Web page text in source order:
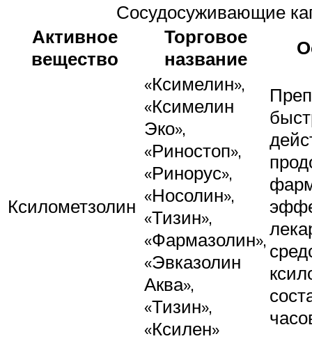
Сосудосуживающие
Активное
вещество
Торговое
название
Ксилометзолин
«Ксимелин»,
«Ксимелин
Эко»,
«Риностоп»,
«Ринорус»,
«Носолин»,
«Тизин»,
«Фармазолин»,
«Эвказолин
Аква»,
«Тизин»,
«Ксилен»